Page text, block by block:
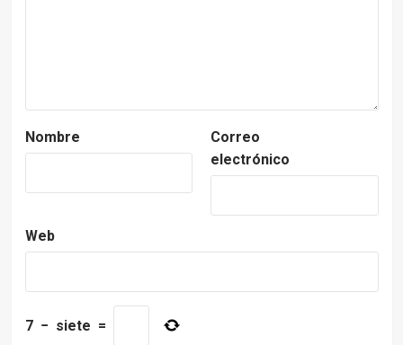
Nombre
Correo
electrónico
Web
7 − siete =